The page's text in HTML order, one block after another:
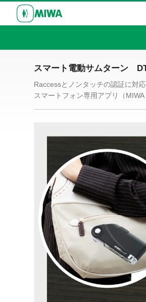
スマート電動サムターン
Raccessとノンタッチの認証に対
スマートフォン専用アプリ（